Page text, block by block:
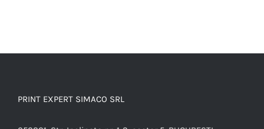
PRINT EXPERT SIMACO SRL